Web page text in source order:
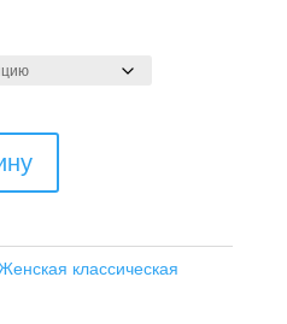
классическая